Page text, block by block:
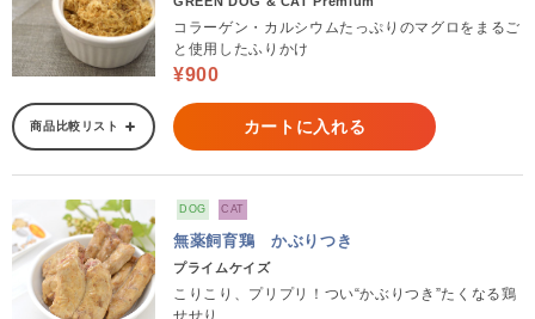
コラーゲン・カルシウムたっぷりのマグロをまるご
と使用したふりかけ
¥900
商品比較リスト カートに入れる
DOG CAT
無薬飼育鶏 かぶりつき
プライムケイズ
こりこり、プリプリ！つい“かぶりつき”たくなる鶏
せせり